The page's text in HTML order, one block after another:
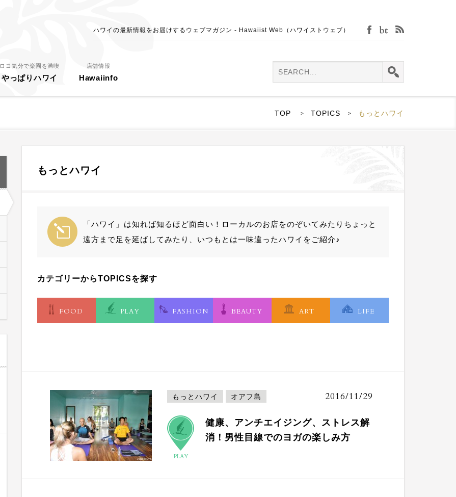
ハワイの最新情報をお届けするウェブマガジン - Hawaiist Web（ハワイストウェブ） facebookbijin-tokei
ロコ気分で楽園を満喫
やっぱりハワイ
店舗情報
Hawaiinfo
TOP > TOPICS > もっとハワイ
もっとハワイ
「ハワイ」は知れば知るほど面白い！ローカルのお店をのぞいてみたりちょっと
遠方まで足を延ばしてみたり、いつもとは一味違ったハワイをご紹介♪
カテゴリーからTOPICSを探す
FOOD PLAY FASHION BEAUTY ART LIFE
もっとハワイ オアフ島 2016/11/29
PLAY
健康、アンチエイジング、ストレス解
消！男性目線でのヨガの楽しみ方